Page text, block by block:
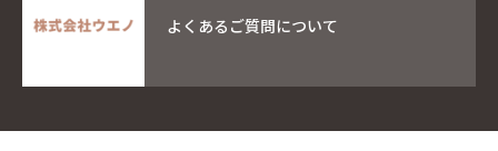
よくあるご質問について